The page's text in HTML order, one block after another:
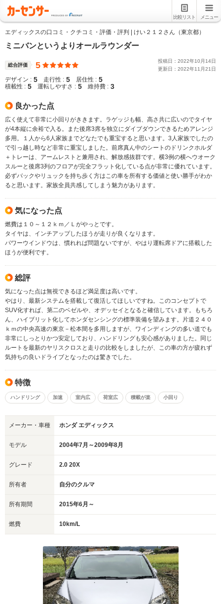
比較リスト メニュー
エディックスの口コミ・クチコミ・評価・評判 | けい２１２さん（東京都）
ミニバンというよりオールラウンダー
総合評価 5 投稿日： 2022年10 月 14日
更新日： 2022年11 月21 日
デザイン : 5 走行性 : 5 居住性 : 5
積載性 : 5 運転しやすさ : 5 維持費 : 3
良かった点
広く使えて非常に小回りがききます。ラゲッジも幅、高さ共に広いのでタイヤ
が4本縦に余裕で入る。また後席3席を独立にダイブダウンできるためアレンジ
多用。１人から6人家族までどなたでも重宝すると思います。3人家族でしたの
で引っ越し時など非常に重宝しました。前席真ん中のシートのドリンクホルダ
＋トレーは、アームレストと兼用され、解放感抜群です。横3例の横へウオーク
スルーと後席3列のフロアが完全フラット化している点が非常に優れています。
必ずバックやリュックを持ち歩く方はこの車を所有する価値と使い勝手がわか
ると思います。家族全員共感してしまう魅力があります。
気になった点
燃費は１０～１２ｋｍ／Ｌがやっとです。
タイヤは、インチアップしたほうが走りが良くなります。
パワーウインドウは、慣れれば問題ないですが、やはり運転席ドアに搭載した
ほうが便利です。
総評
気になった点は無視できるほど満足度は高いです。
やはり、最新システムを搭載して復活してほしいですね。このコンセプトで
SUV化すれば、第二のベゼルや、オデッセイとなると確信しています。もちろ
ん、ハイブリット化してホンダセンシングの標準装備を望みます。片道２４０
ｋｍの中央高速の東京－松本間を多用しますが、ワインディングの多い道でも
非常にしっとりかつ安定しており、ハンドリングも安心感がありました。同じ
ルートを最新のヤリスクロスと走りの比較をしましたが、この車の方が疲れず
気持ちの良いドライブとなったのは驚きでした。
特徴
ハンドリング 加速 室内広 荷室広 積載が楽 小回り
メーカー・車種 ホンダ エディックス
モデル 2004年7月～2009年8月
グレード 2.0 20X
所有者 自分のクルマ
所有期間 2015年6月～
燃費 10km/L